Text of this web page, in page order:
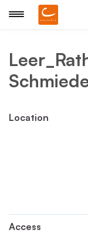
Location
Access